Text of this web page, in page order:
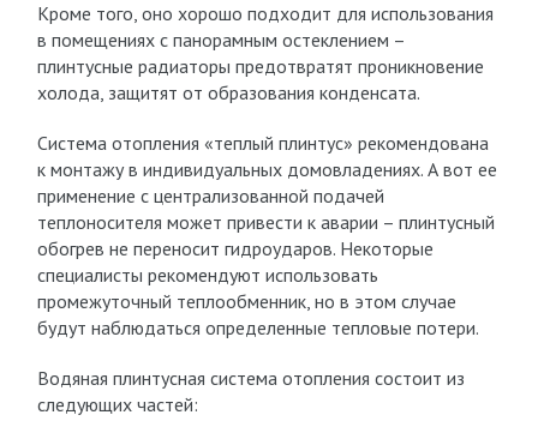
Кроме того, оно хорошо подходит для использования
в помещениях с панорамным остеклением –
плинтусные радиаторы предотвратят проникновение
холода, защитят от образования конденсата.
Система отопления «теплый плинтус» рекомендована
к монтажу в индивидуальных домовладениях. А вот ее
применение с централизованной подачей
теплоносителя может привести к аварии – плинтусный
обогрев не переносит гидроударов. Некоторые
специалисты рекомендуют использовать
промежуточный теплообменник, но в этом случае
будут наблюдаться определенные тепловые потери.
Водяная плинтусная система отопления состоит из
следующих частей: